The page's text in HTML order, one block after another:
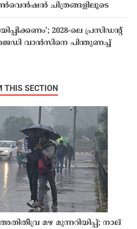
ചിത്രങ്ങളിലൂടെ
2028-ലെ പ്രസിഡൻ്റ്
വാൻസിനെ പിന്തുണച്ച്
THIS SECTION
മഴ മുന്നറിയിപ്പ്; നാല്